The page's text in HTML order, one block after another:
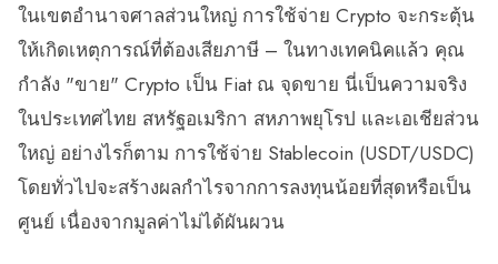
ในเขตอำนาจศาลส่วนใหญ่ การใช้จ่าย Crypto จะกระตุ้น
ให้เกิดเหตุการณ์ที่ต้องเสียภาษี – ในทางเทคนิคแล้ว คุณ
กำลัง "ขาย" Crypto เป็น Fiat ณ จุดขาย นี่เป็นความจริง
ในประเทศไทย สหรัฐอเมริกา สหภาพยุโรป และเอเชียส่วน
ใหญ่ อย่างไรก็ตาม การใช้จ่าย Stablecoin (USDT/USDC)
โดยทั่วไปจะสร้างผลกำไรจากการลงทุนน้อยที่สุดหรือเป็น
ศูนย์ เนื่องจากมูลค่าไม่ได้ผันผวน